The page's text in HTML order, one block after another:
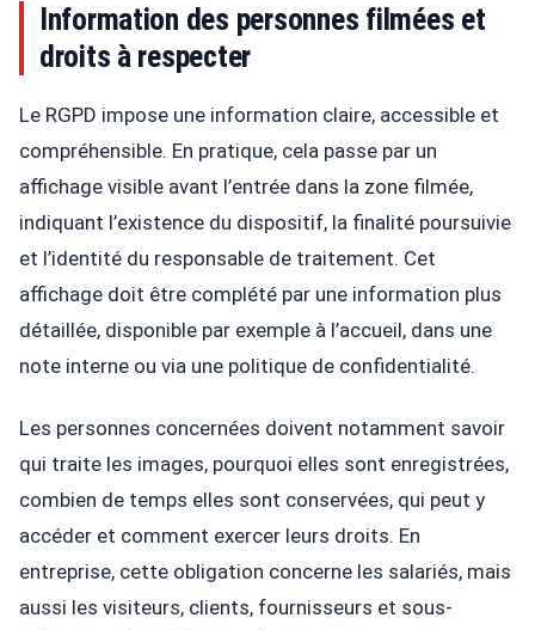
Information des personnes filmées et
droits à respecter
Le RGPD impose une information claire, accessible et
compréhensible. En pratique, cela passe par un
affichage visible avant l’entrée dans la zone filmée,
indiquant l’existence du dispositif, la finalité poursuivie
et l’identité du responsable de traitement. Cet
affichage doit être complété par une information plus
détaillée, disponible par exemple à l’accueil, dans une
note interne ou via une politique de confidentialité.
Les personnes concernées doivent notamment savoir
qui traite les images, pourquoi elles sont enregistrées,
combien de temps elles sont conservées, qui peut y
accéder et comment exercer leurs droits. En
entreprise, cette obligation concerne les salariés, mais
aussi les visiteurs, clients, fournisseurs et sous-